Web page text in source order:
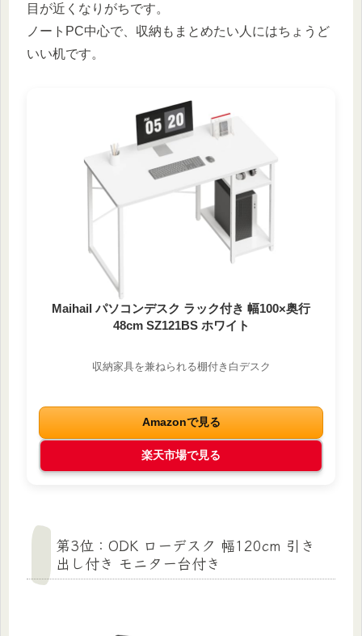
目が近くなりがちです。
ノートPC中心で、収納もまとめたい人にはちょうど
いい机です。
Maihail パソコンデスク ラック付き 幅100×奥行
48cm SZ121BS ホワイト
収納家具を兼ねられる棚付き白デスク
Amazonで見る
楽天市場で見る
第3位：ODK ローデスク 幅120cm 引き
出し付き モニター台付き